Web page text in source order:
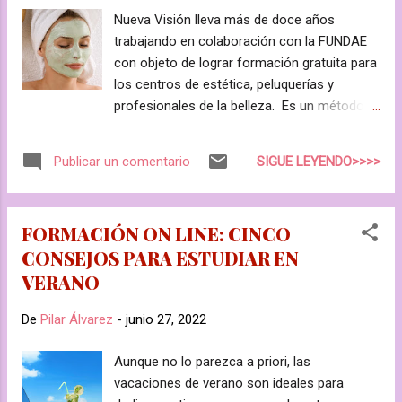
Nueva Visión lleva más de doce años
trabajando en colaboración con la FUNDAE
con objeto de lograr formación gratuita para
los centros de estética, peluquerías y
profesionales de la belleza. Es un método
ofrecer las últimas técnicas a sus clientes o
introducir servicios nuevos. Invertir en
bolsillo puesto que la calidad se premia.
Generar ilusión y aportar nuevos resultados
agradecerlo. Por ello, te presentamos una
subvencionar entre un 60% y un 100% de su
importe. Infórmate y te asesoraremos de
Publicar un comentario SIGUE LEYENDO>>>>
FORMACIÓN ON LINE: CINCO
CONSEJOS PARA ESTUDIAR EN
VERANO
De Pilar Álvarez - junio 27, 2022
Aunque no lo parezca a priori, las
vacaciones de verano son ideales para